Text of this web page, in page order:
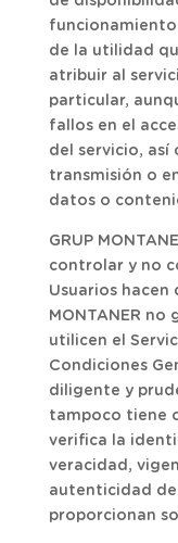
de la utilidad
atribuir al
particular,
fallos en el
del servicio, así
transmisión o
datos o
GRUP
controlar y no
Usuarios hacen
MONTANER
utilicen el
Condiciones
diligente y
tampoco tiene
verifica la
veracidad,
autenticidad de
proporcionan